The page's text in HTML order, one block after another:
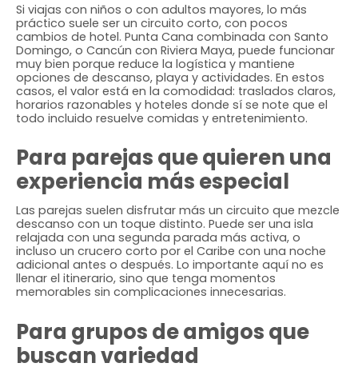
Si viajas con niños o con adultos mayores, lo más
práctico suele ser un circuito corto, con pocos
cambios de hotel. Punta Cana combinada con Santo
Domingo, o Cancún con Riviera Maya, puede funcionar
muy bien porque reduce la logística y mantiene
opciones de descanso, playa y actividades. En estos
casos, el valor está en la comodidad: traslados claros,
horarios razonables y hoteles donde sí se note que el
todo incluido resuelve comidas y entretenimiento.
Para parejas que quieren una
experiencia más especial
Las parejas suelen disfrutar más un circuito que mezcle
descanso con un toque distinto. Puede ser una isla
relajada con una segunda parada más activa, o
incluso un crucero corto por el Caribe con una noche
adicional antes o después. Lo importante aquí no es
llenar el itinerario, sino que tenga momentos
memorables sin complicaciones innecesarias.
Para grupos de amigos que
buscan variedad